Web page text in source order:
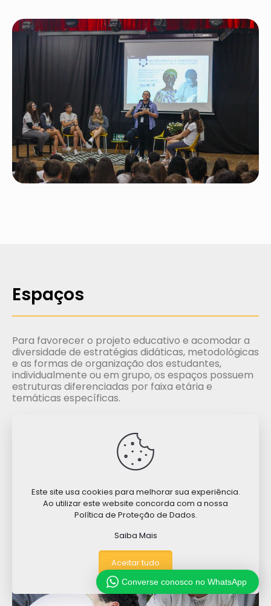
Espaços
Para favorecer o projeto educativo e acomodar a
diversidade de estratégias didáticas, metodológicas
e as formas de organização dos estudantes,
individualmente ou em grupo, os espaços possuem
estruturas diferenciadas por faixa etária e
temáticas específicas.
aula com equipamentos multimídia, laboratório
multidisciplinar de Ciências da Natureza, espaço
Maker, espaço Colaborativo, quadra e ginásio
poliesportivo, salas de dança, ginástica, judô e
área de convivência, assim como piscina
aquecida e outros espaços multiuso, adaptáveis às
variadas propostas aplicadas.
Este site usa cookies para melhorar sua experiência.
Ao utilizar este website concorda com a nossa
Política de Proteção de Dados.
Saiba Mais
Aceitar tudo
Converse conosco no WhatsApp